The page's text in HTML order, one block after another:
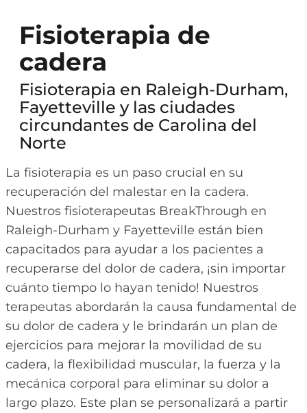
Fisioterapia de
cadera
Fisioterapia en Raleigh-Durham,
Fayetteville y las ciudades
circundantes de Carolina del
Norte
La fisioterapia es un paso crucial en su
recuperación del malestar en la cadera.
Nuestros fisioterapeutas BreakThrough en
Raleigh-Durham y Fayetteville están bien
capacitados para ayudar a los pacientes a
recuperarse del dolor de cadera, ¡sin importar
cuánto tiempo lo hayan tenido! Nuestros
terapeutas abordarán la causa fundamental de
su dolor de cadera y le brindarán un plan de
ejercicios para mejorar la movilidad de su
cadera, la flexibilidad muscular, la fuerza y la
mecánica corporal para eliminar su dolor a
largo plazo. Este plan se personalizará a partir